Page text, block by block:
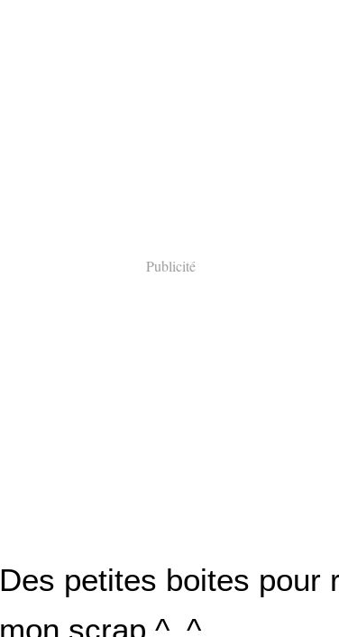
Publicité
Des petites boites pour
mon scrap ^_^